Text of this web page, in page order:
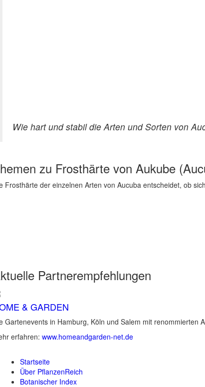
Wie hart und stabil die Arten und Sorten von
zu Frosthärte von Aukube
Frosthärte der einzelnen Arten von Aucuba entscheidet, ob
Partnerempfehlungen
& GARDEN
Gartenevents in Hamburg, Köln und Salem mit renommierten
erfahren: www.homeandgarden-net.de
Startseite
Über PflanzenReich
Botanischer Index